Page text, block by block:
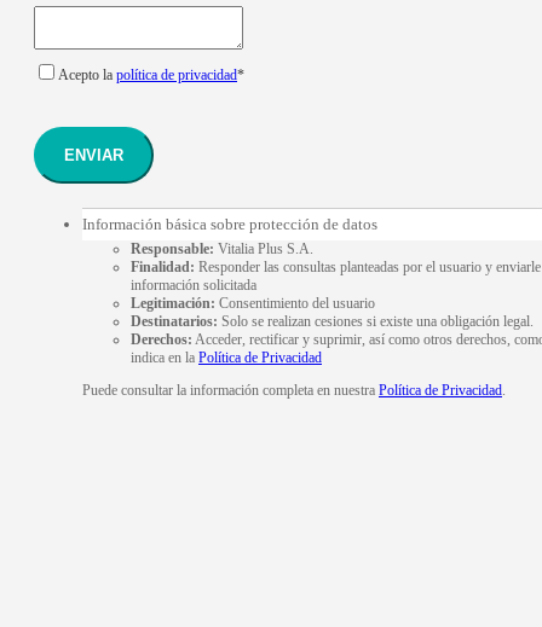
Acepto la política de privacidad*
ENVIAR
Información básica sobre protección de datos
Responsable: Vitalia Plus S.A.
Finalidad: Responder las consultas planteadas por el usuario y
información solicitada
Legitimación: Consentimiento del usuario
Destinatarios: Solo se realizan cesiones si existe una obligación legal.
Derechos: Acceder, rectificar y suprimir, así como otros derechos,
indica en la Política de Privacidad
Puede consultar la información completa en nuestra Política de Privacidad.